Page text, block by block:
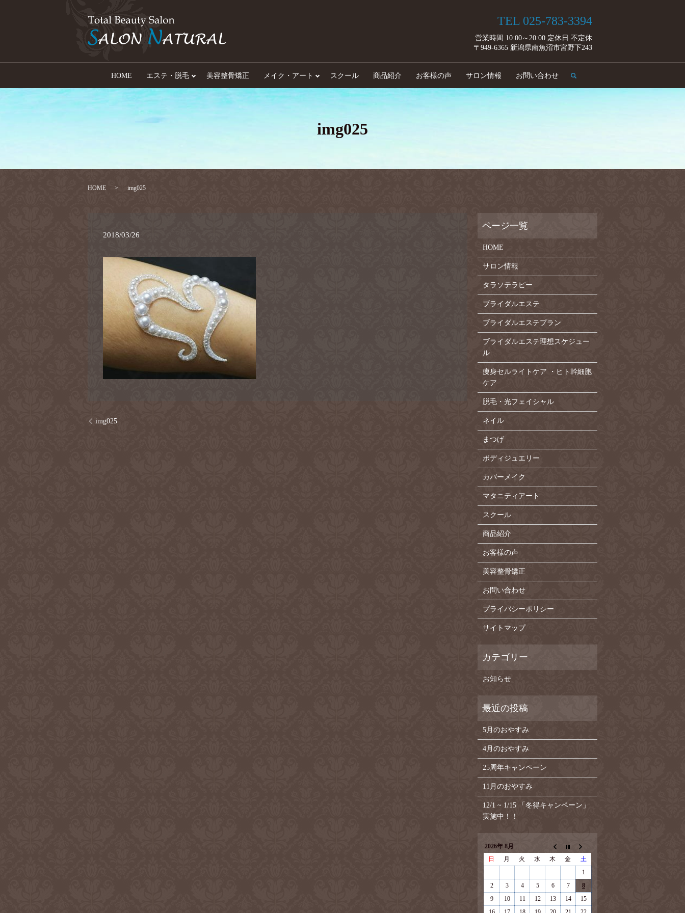
TEL 025-783-3394
営業時間 10:00～20:00 定休日 不定休
〒949-6365 新潟県南魚沼市宮野下243
HOME エステ・脱毛 美容整骨矯正 メイク・アート スクール 商品紹介 お客様の声 サロン情報 お問い合わせ search
img025
HOME img025
2018/03/26
img025
HOME
サロン情報
タラソテラピー
ブライダルエステ
ブライダルエステプラン
ブライダルエステ理想スケジュー
ル
痩身セルライトケア ・ヒト幹細胞
ケア
脱毛・光フェイシャル
ネイル
まつげ
ボディジュエリー
カバーメイク
マタニティアート
スクール
商品紹介
お客様の声
美容整骨矯正
お問い合わせ
プライバシーポリシー
サイトマップ
お知らせ
5月のおやすみ
4月のおやすみ
25周年キャンペーン
11月のおやすみ
12/1 ~ 1/15 「冬得キャンペーン」
実施中！！
2026年 8月
日
月 火 水 木 金
土
1
2
3 4 5 6 7
8
9
10 11 12 13 14
15